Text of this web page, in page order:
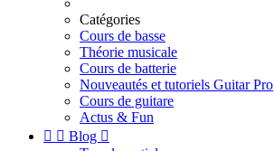
Catégories
Cours de basse
Théorie musicale
Cours de batterie
Nouveautés et tutoriels Guitar Pro
Cours de guitare
Actus & Fun
  Blog 